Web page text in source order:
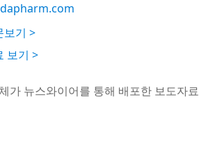
보기 >
보기 >
가 뉴스와이어를 통해 배포한 보도자